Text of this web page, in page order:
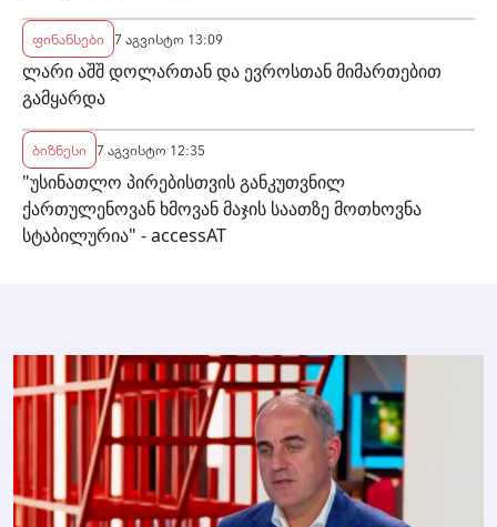
ფინანსები 7 აგვისტო 13:09
ლარი აშშ დოლართან და ევროსთან მიმართებით
გამყარდა
ბიზნესი 7 აგვისტო 12:35
"უსინათლო პირებისთვის განკუთვნილ
ქართულენოვან ხმოვან მაჯის საათზე მოთხოვნა
სტაბილურია" - accessAT